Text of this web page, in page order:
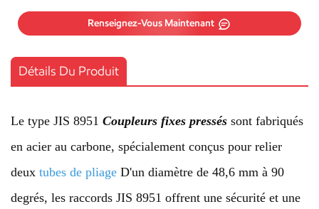
Renseignez-Vous Maintenant
Détails Du Produit
Le type JIS 8951 Coupleurs fixes pressés sont fabriqués
en acier au carbone, spécialement conçus pour relier
deux tubes de pliage D'un diamètre de 48,6 mm à 90
degrés, les raccords JIS 8951 offrent une sécurité et une